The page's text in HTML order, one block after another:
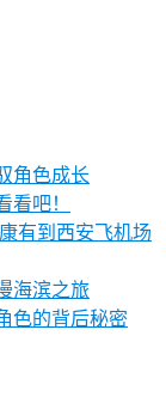
角色成长
看吧！
有到西安飞机场
海滨之旅
色的背后秘密